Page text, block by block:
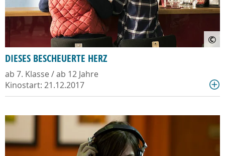
©
DIESES BESCHEUERTE HERZ
ab 7. Klasse / ab 12 Jahre
Kinostart: 21.12.2017